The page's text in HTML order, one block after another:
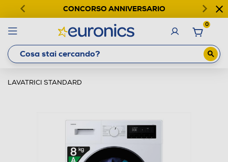
CONCORSO ANNIVERSARIO
0
LAVATRICI STANDARD